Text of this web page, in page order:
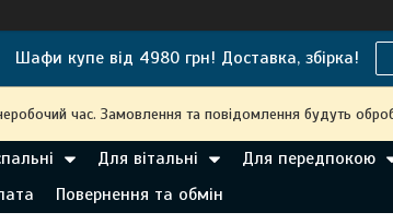
Шафи купе від 4980 грн! Доставка, збірка!
час. Замовлення та повідомлення будуть
Для вітальні Для передпокою
Повернення та обмін